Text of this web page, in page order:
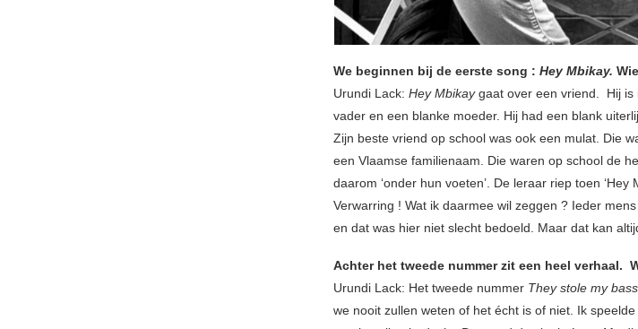
We beginnen bij de eerste song : Hey Mbikay.
Urundi Lack: Hey Mbikaygaat over een vriend. Hij is
vader en een blanke moeder. Hij had een blank
Zijn beste vriend op school was ook een mulat. Die
een Vlaamse familienaam. Die waren op school de
daarom ‘onder hun voeten’. De leraar riep toen ‘Hey
Verwarring ! Wat ik daarmee wil zeggen ? Ieder
en dat was hier niet slecht bedoeld. Maar dat kan
Achter het tweede nummer zit een heel verhaal.
Urundi Lack: Het tweede nummer They stole my
we nooit zullen weten of het écht is of niet. Ik